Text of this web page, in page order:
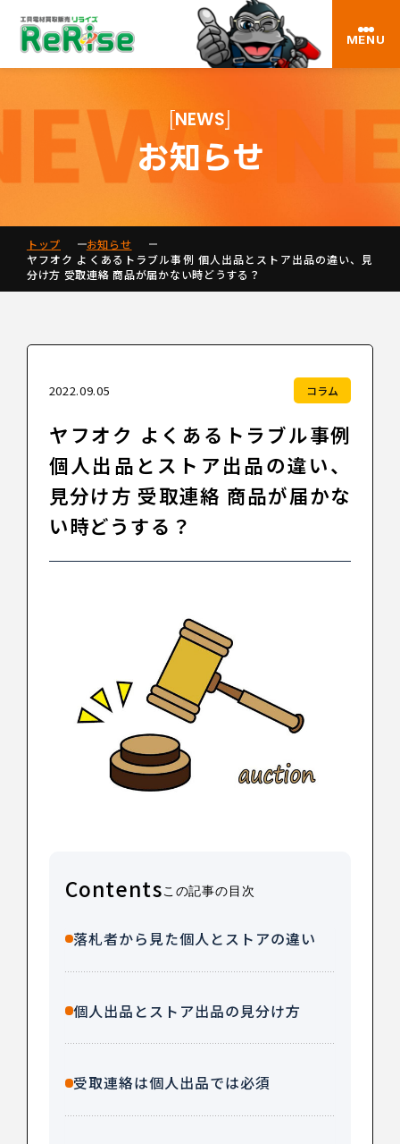
MENU
NEWS
お知らせ
トップ
お知らせ
ヤフオク よくあるトラブル事例 個人出品とストア出品の違い、見
分け方 受取連絡 商品が届かない時どうする？
コラム
2022.09.05
ヤフオク よくあるトラブル事例
個人出品とストア出品の違い、
見分け方 受取連絡 商品が届かな
い時どうする？
Contentsこの記事の目次
落札者から見た個人とストアの違い
個人出品とストア出品の見分け方
受取連絡は個人出品では必須